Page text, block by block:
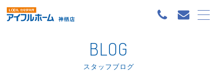
BLOG
スタッフブログ